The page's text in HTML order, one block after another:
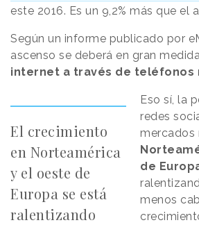
este 2016. Es un 9,2% más que el
Según un informe publicado por
ascenso se deberá en gran
internet a través de teléfonos
El crecimiento
en Norteamérica
y el oeste de
Europa se está
ralentizando
Eso sí, la
redes
mercados
de
menos